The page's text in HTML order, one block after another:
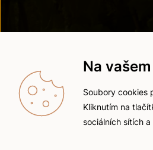
Na
Soubory cookies
Kliknutím na
sociálních sítích